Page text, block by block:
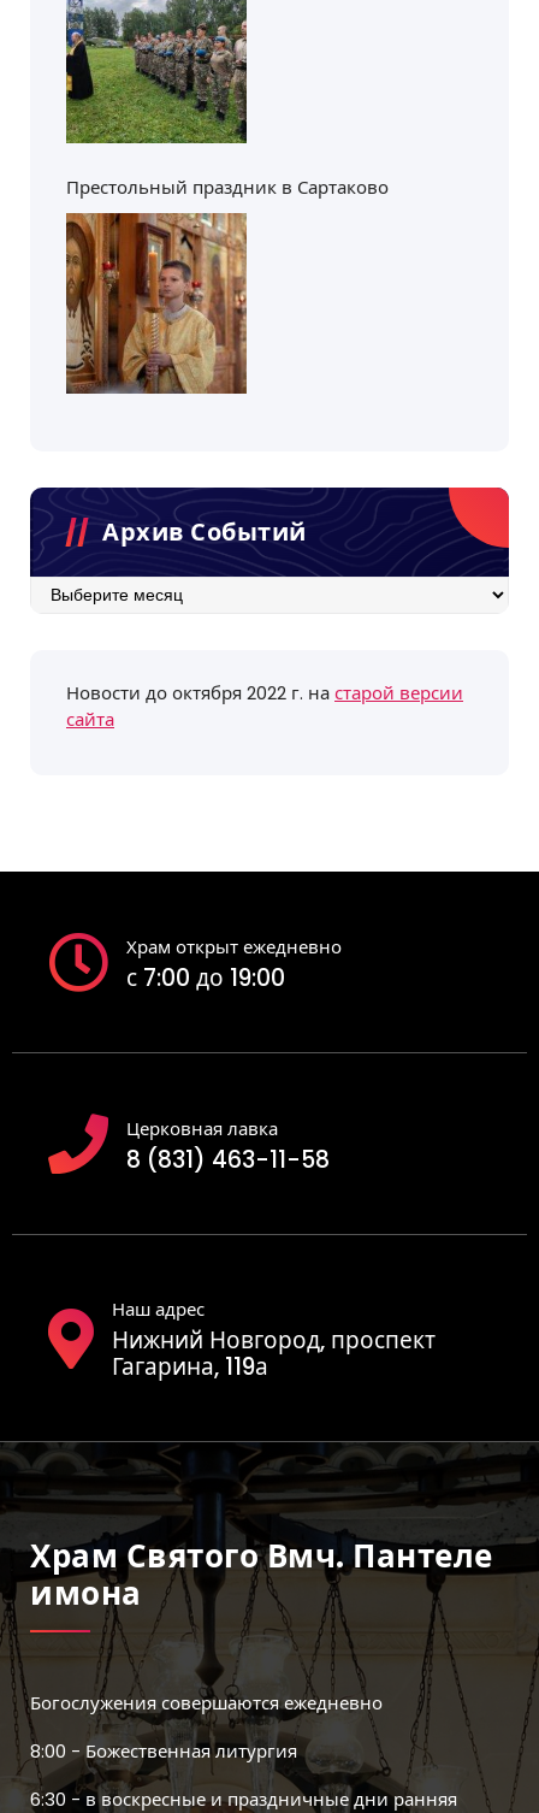
Престольный праздник в Сартаково
Архив Событий
Архив
Новости до октября 2022 г. настарой версии
сайта
Храм открыт ежедневно
с 7:00 до 19:00
Церковная лавка
8 (831) 463-11-58
Наш адрес
Нижний Новгород, проспект
Гагарина, 119а
Храм Святого Вмч. Пантеле
Имона
Богослужения совершаются ежедневно
8:00 - Божественная литургия
6:30 - в воскресные и праздничные дни ранняя